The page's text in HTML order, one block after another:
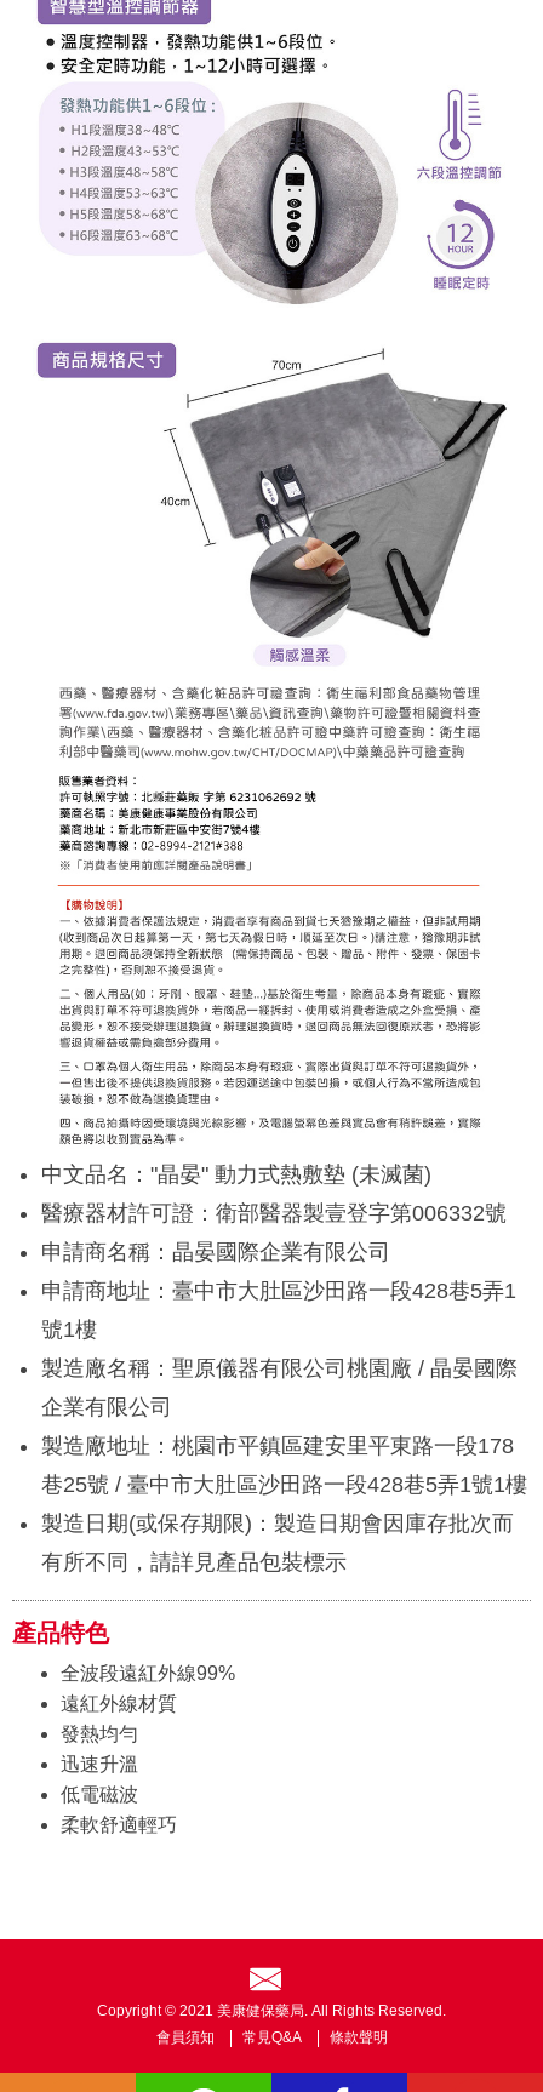
中文品名："晶晏" 動力式熱敷墊 (未滅菌)
醫療器材許可證：衛部醫器製壹登字第006332號
申請商名稱：晶晏國際企業有限公司
申請商地址：臺中市大肚區沙田路一段428巷5弄1
號1樓
製造廠名稱：聖原儀器有限公司桃園廠 / 晶晏國際
企業有限公司
製造廠地址：桃園市平鎮區建安里平東路一段178
巷25號 / 臺中市大肚區沙田路一段428巷5弄1號1樓
製造日期(或保存期限)：製造日期會因庫存批次而
有所不同，請詳見產品包裝標示
產品特色
全波段遠紅外線99%
遠紅外線材質
發熱均勻
迅速升溫
低電磁波
柔軟舒適輕巧
Copyright © 2021 美康健保藥局. All Rights Reserved.
會員須知
常見Q&A 條款聲明